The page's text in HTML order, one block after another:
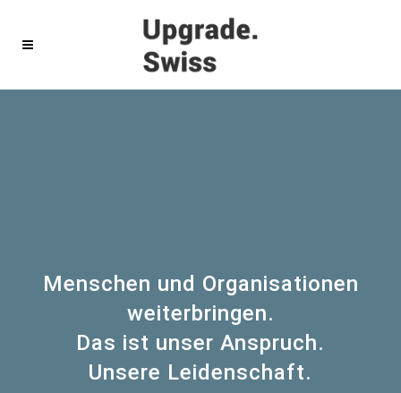
Menschen und Organisationen
weiterbringen.
Das ist unser Anspruch.
Unsere Leidenschaft.